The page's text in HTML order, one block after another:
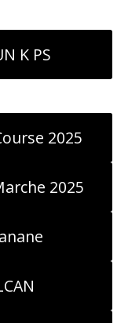
K PS
2025
2025